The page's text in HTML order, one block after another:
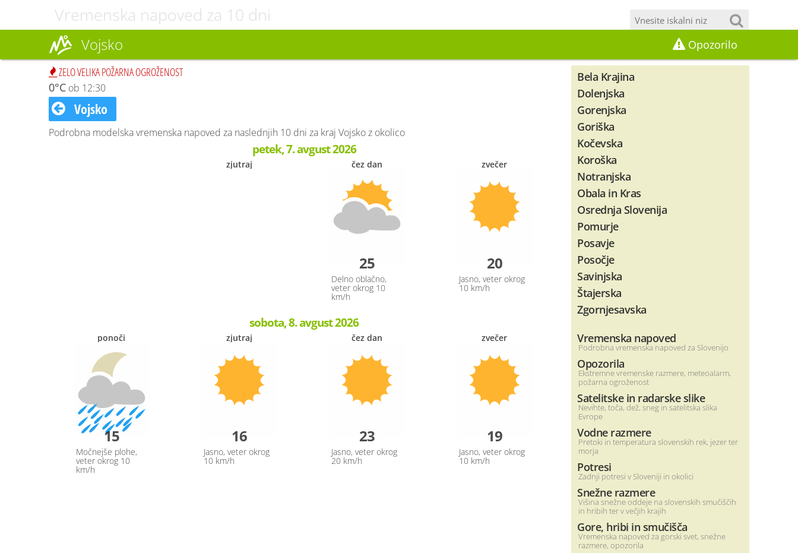
Vremenska napoved za 10 dni
Vojsko Opozorilo
ZELO VELIKA POŽARNA OGROŽENOST
0°C ob 12:30
Vojsko
Podrobna modelska vremenska napoved za naslednjih 10 dni za kraj Vojsko z okolico
petek, 7. avgust 2026
zjutraj čez dan
25
Delno oblačno,
veter okrog 10
km/h
zvečer
20
Jasno, veter okrog
10 km/h
sobota, 8. avgust 2026
ponoči
15
Močnejše plohe,
veter okrog 10
km/h
zjutraj
16
Jasno, veter okrog
10 km/h
čez dan
23
Jasno, veter okrog
20 km/h
zvečer
19
Jasno, veter okrog
10 km/h
Bela Krajina
Dolenjska
Gorenjska
Goriška
Kočevska
Koroška
Notranjska
Obala in Kras
Osrednja Slovenija
Pomurje
Posavje
Posočje
Savinjska
Štajerska
Zgornjesavska
Vremenska napoved
Podrobna vremenska napoved za Slovenijo
Opozorila
Ekstremne vremenske razmere, meteoalarm,
požarna ogroženost
Satelitske in radarske slike
Nevihte, toča, dež, sneg in satelitska slika
Evrope
Vodne razmere
Pretoki in temperatura slovenskih rek, jezer ter
morja
Potresi
Zadnji potresi v Sloveniji in okolici
Snežne razmere
Višina snežne oddeje na slovenskih smučiščih
in hribih ter v večjih krajih
Gore, hribi in smučišča
Vremenska napoved za gorski svet, snežne
razmere, opozorila